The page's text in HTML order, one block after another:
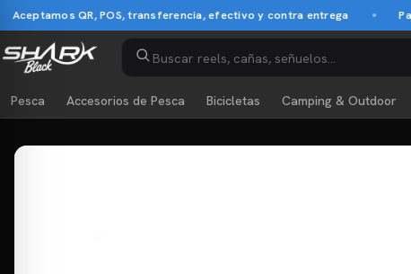
QR, POS, transferencia, efectivo y contra entrega Pago
Pesca Accesorios de Pesca Bicicletas Camping & Outdoor